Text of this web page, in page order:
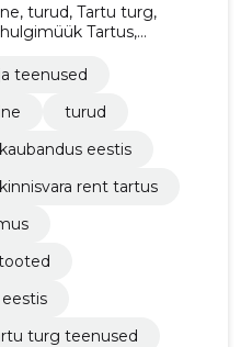
turud, Tartu turg,
Tartus,
ostukogemus,
teenused
turud
eestis
kinnisvara rent tartus
turg teenused